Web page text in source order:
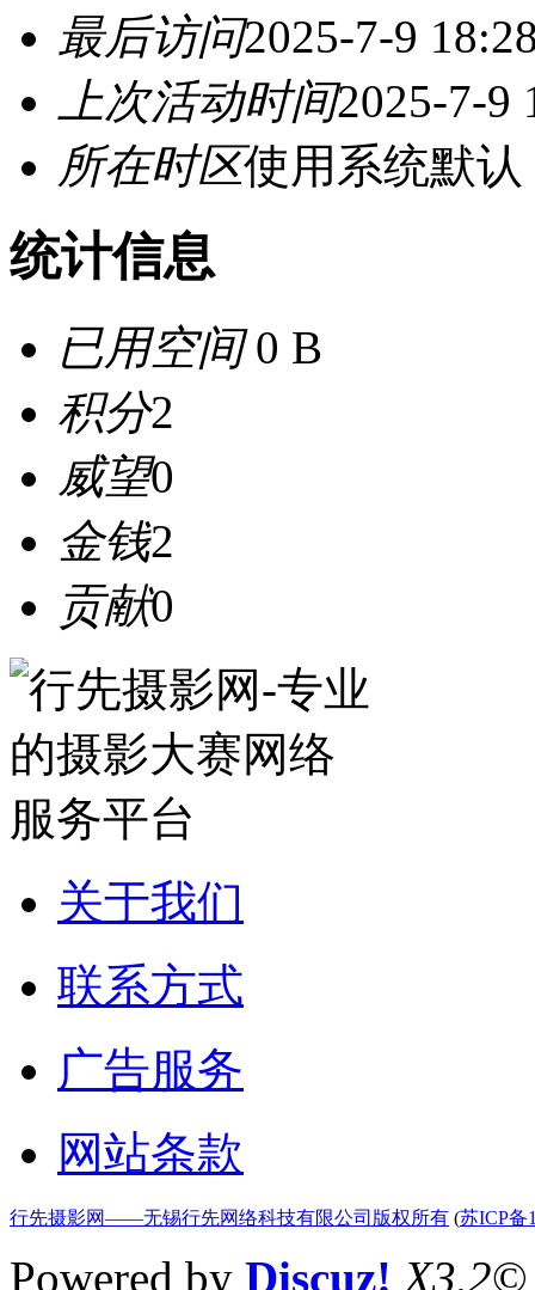
最后访问2025-7-9
上次活动时间2025-7-9
所在时区使用系统默认
统计信息
已用空间0 B
积分2
威望0
金钱2
贡献0
关于我们
联系方式
广告服务
网站条款
行先摄影网——无锡行先网络科技有限公司版权所有 (苏ICP备
Powered by Discuz! X3.2©